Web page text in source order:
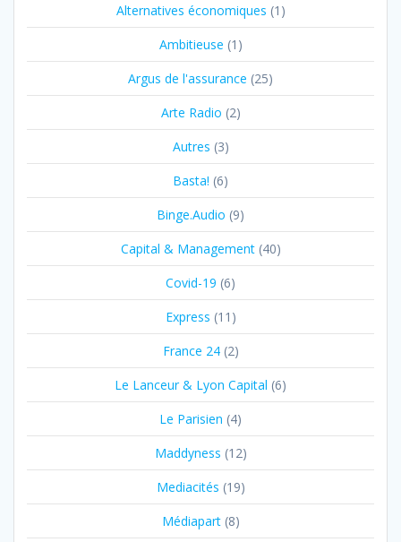
Alternatives économiques (1)
Ambitieuse (1)
Argus de l'assurance (25)
Arte Radio (2)
Autres (3)
Basta! (6)
Binge.Audio (9)
Capital & Management(40)
Covid-19 (6)
Express (11)
France 24(2)
Le Lanceur & Lyon Capital (6)
Le Parisien (4)
Maddyness (12)
Mediacités (19)
Médiapart(8)